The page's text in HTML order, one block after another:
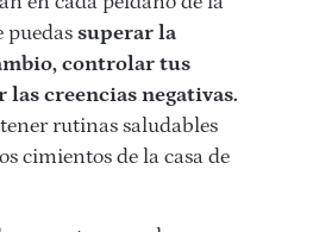
puedas superar la
controlar tus
las creencias negativas.
rutinas saludables
cimientos de la casa de